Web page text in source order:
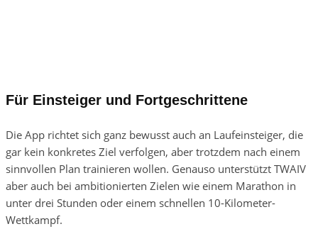
Für Einsteiger und Fortgeschrittene
Die App richtet sich ganz bewusst auch an Laufeinsteiger, die
gar kein konkretes Ziel verfolgen, aber trotzdem nach einem
sinnvollen Plan trainieren wollen. Genauso unterstützt TWAIV
aber auch bei ambitionierten Zielen wie einem Marathon in
unter drei Stunden oder einem schnellen 10-Kilometer-
Wettkampf.